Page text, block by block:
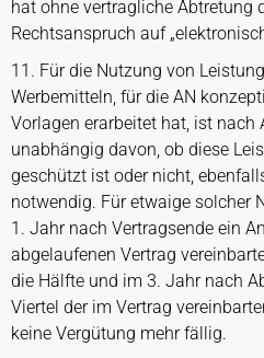
hat ohne vertragliche Abtretung
Rechtsanspruch auf
11. Für die Nutzung von
Werbemitteln, für die AN
Vorlagen erarbeitet hat, ist nach
unabhängig davon, ob diese
geschützt ist oder nicht,
notwendig. Für etwaige solcher
1. Jahr nach Vertragsende ein
abgelaufenen Vertrag
die Hälfte und im 3. Jahr nach
Viertel der im Vertrag
keine Vergütung mehr fällig.